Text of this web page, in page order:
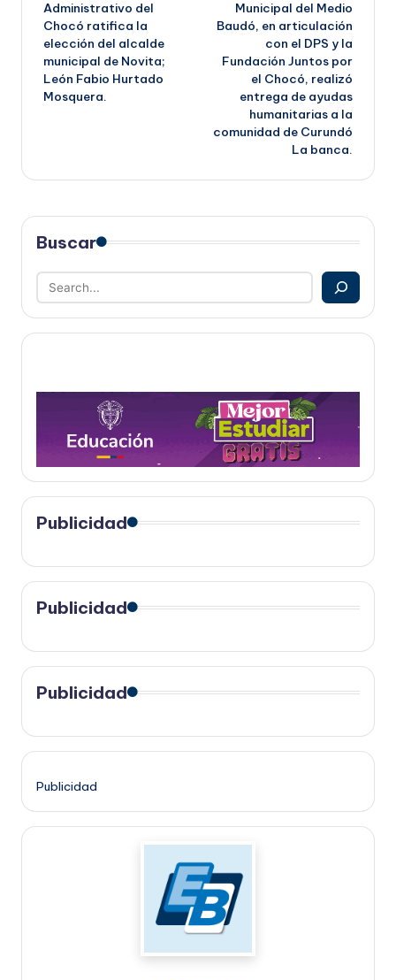
entradas
Administrativo del
Chocó ratifica la
elección del alcalde
municipal de Novita;
León Fabio Hurtado
Mosquera.
Municipal del Medio
Baudó, en articulación
con el DPS y la
Fundación Juntos por
el Chocó, realizó
entrega de ayudas
humanitarias a la
comunidad de Curundó
La banca.
Buscar
Publicidad
Publicidad
Publicidad
Publicidad